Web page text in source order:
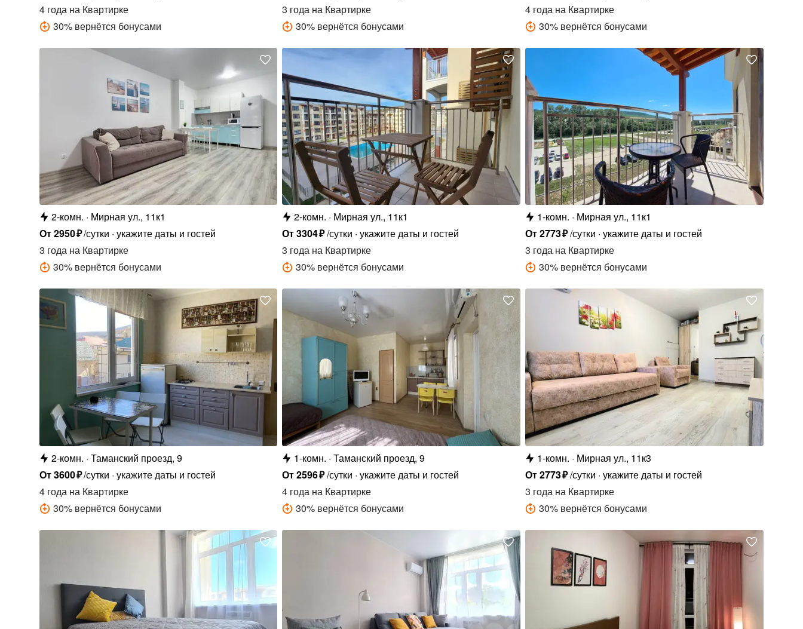
4 годана Квартирке
30% вернётся бонусами
3 года на Квартирке
30% вернётся бонусами
4 года на Квартирке
30% вернётся бонусами
2-комн.
Мирная ул., 11к1
От2950₽/сутки укажите даты и гостей
3 годана Квартирке
30% вернётся бонусами
2-комн.
Мирная ул., 11к1
От3304₽/сутки укажите даты и гостей
3 года на Квартирке
30% вернётся бонусами
1-комн.
Мирная ул., 11к1
От2773₽/сутки укажите даты и гостей
3 года на Квартирке
30% вернётся бонусами
2-комн. Таманский проезд, 9
От3600₽/сутки укажите даты и гостей
4 годана Квартирке
30% вернётся бонусами
1-комн. Таманский проезд, 9
От2596₽/сутки укажите даты и гостей
4 года на Квартирке
30% вернётся бонусами
1-комн.
Мирная ул., 11к3
От2773₽/сутки укажите даты и гостей
3 года на Квартирке
30% вернётся бонусами